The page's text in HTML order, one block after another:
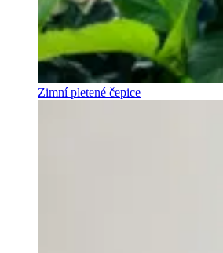
Zimní pletené čepice